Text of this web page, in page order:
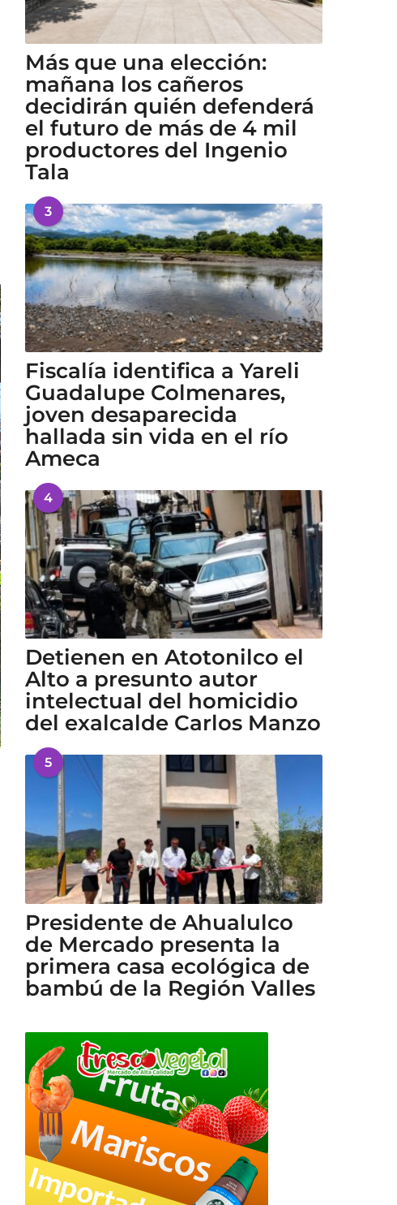
Más que una elección:
mañana los cañeros
decidirán quién defenderá
el futuro de más de 4 mil
productores del Ingenio
Tala
3
Fiscalía identifica a Yareli
Guadalupe Colmenares,
joven desaparecida
hallada sin vida en el río
Ameca
4
Detienen en Atotonilco el
Alto a presunto autor
intelectual del homicidio
del exalcalde Carlos Manzo
5
Presidente de Ahualulco
de Mercado presenta la
primera casa ecológica de
bambú de la Región Valles